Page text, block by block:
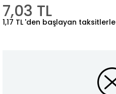
7,03 TL
1,17 TL 'den başlayan taksitlerle